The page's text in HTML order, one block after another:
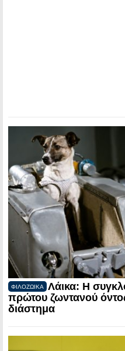
ΦΙΛΟΖΩΙΚΑ
Λάικα: Η
πρώτου ζωντανού
διάστημα